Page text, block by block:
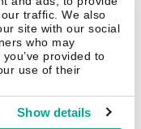
traffic. We also
site with our social
who may
provided to
use of their
Show details
Contratto di licenza B2B